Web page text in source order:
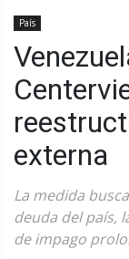
País
externa
La medida
deuda del país,
de impago